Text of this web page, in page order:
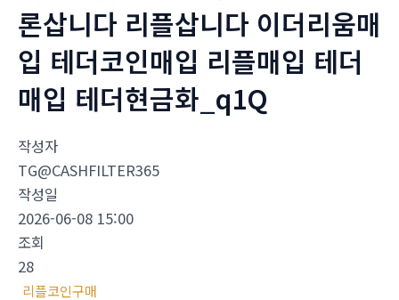
론삽니다 리플삽니다 이더리움매
입 테더코인매입 리플매입 테더
매입 테더현금화_q1Q
작성자
TG@CASHFILTER365
작성일
2026-06-08 15:00
조회
28
리플코인구매